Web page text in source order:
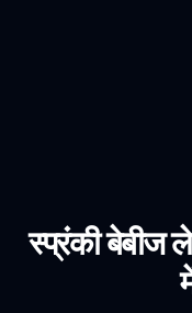
स्प्रंकी बेबीज